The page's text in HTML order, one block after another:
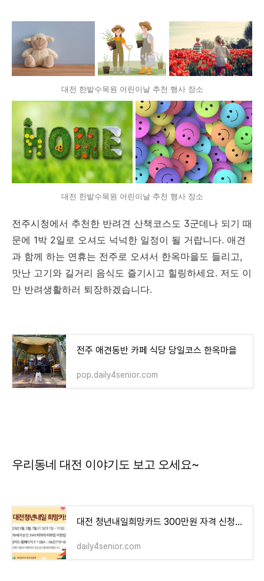
대전 한밭수목원 어린이날 추천 행사 장소
대전 한밭수목원 어린이날 추천 행사 장소
전주시청에서 추천한 반려견 산책코스도 3군데나 되기 때
문에 1박 2일로 오셔도 넉넉한 일정이 될 거랍니다. 애견
과 함께 하는 연휴는 전주로 오셔서 한옥마을도 들리고,
맛난 고기와 길거리 음식도 즐기시고 힐링하세요. 저도 이
만 반려생활하러 퇴장하겠습니다.
전주 애견동반 카페 식당 당일코스 한옥마을
pop.daily4senior.com
우리동네 대전 이야기도 보고 오세요~
대전 청년내일희망카드 300만원 자격 신청방법
daily4senior.com